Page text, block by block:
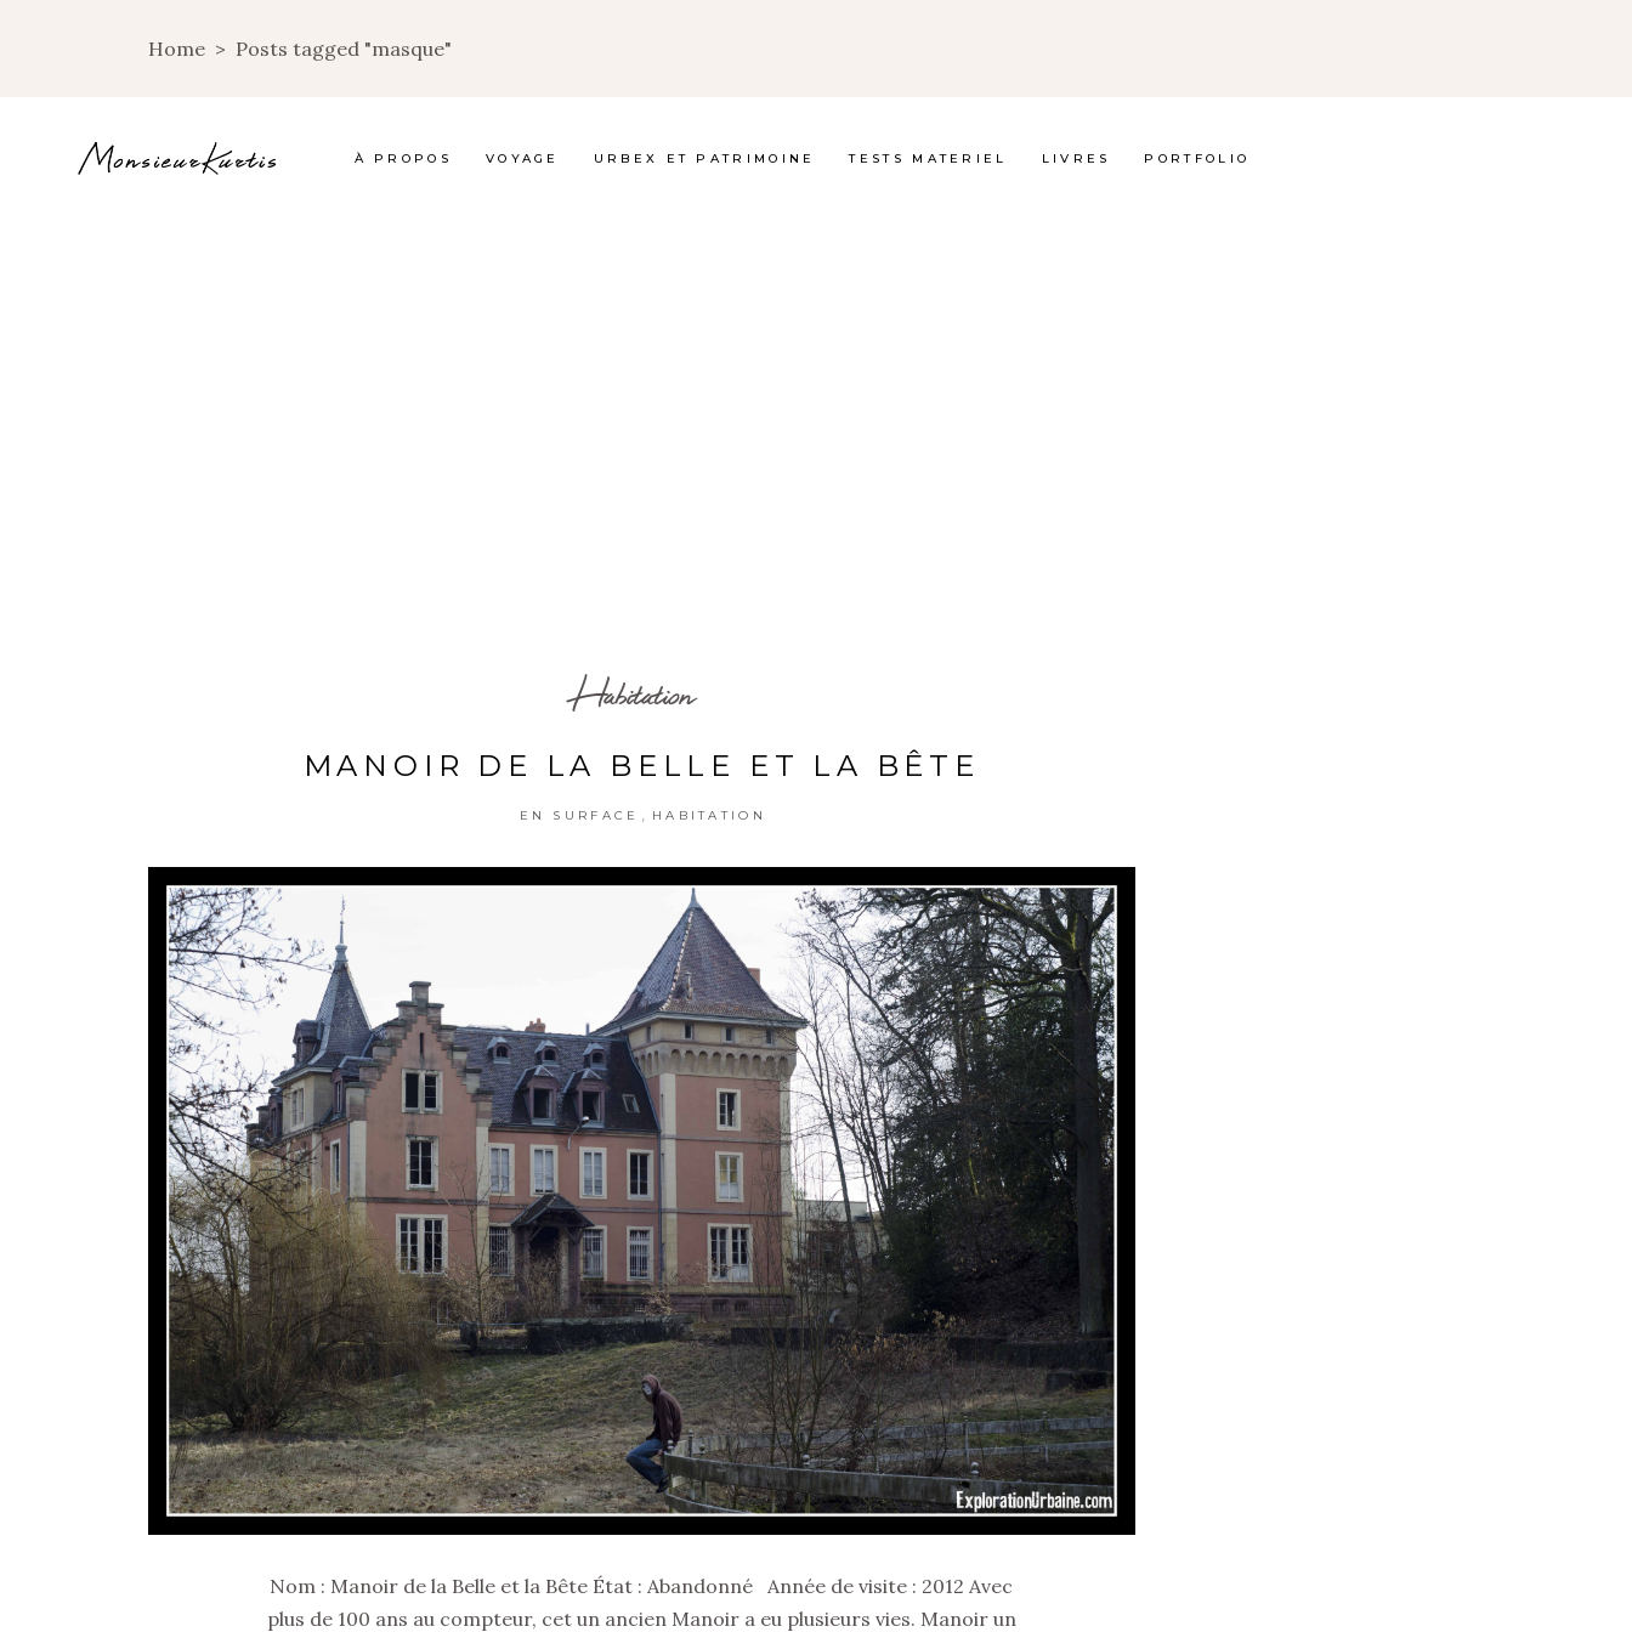
Home > Posts tagged "masque"
À PROPOS VOYAGE URBEX ET PATRIMOINE TESTS MATERIEL LIVRES PORTFOLIO
Habitation
MANOIR DE LA BELLE ET LA BÊTE
EN SURFACE HABITATION
Nom : Manoir de la Belle et la Bête État : Abandonné Année de visite : 2012 Avec
plus de 100 ans au compteur, cet un ancien Manoir a eu plusieurs vies. Manoir un